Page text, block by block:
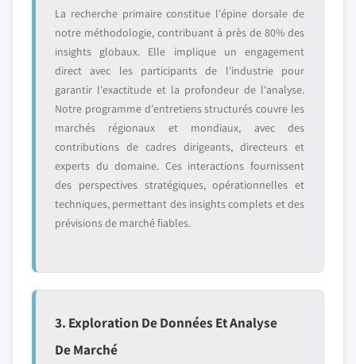
La recherche primaire constitue l'épine dorsale de
notre méthodologie, contribuant à près de 80% des
insights globaux. Elle implique un engagement
direct avec les participants de l'industrie pour
garantir l'exactitude et la profondeur de l'analyse.
Notre programme d'entretiens structurés couvre les
marchés régionaux et mondiaux, avec des
contributions de cadres dirigeants, directeurs et
experts du domaine. Ces interactions fournissent
des perspectives stratégiques, opérationnelles et
techniques, permettant des insights complets et des
prévisions de marché fiables.
3. Exploration De Données Et Analyse
De Marché